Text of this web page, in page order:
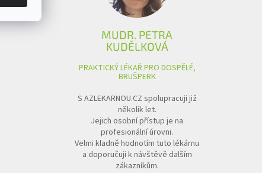
MUDR. PETRA
KUDĚLKOVÁ
PRAKTICKÝ LÉKAŘ PRO DOSPĚLÉ,
BRUŠPERK
S AZLEKARNOU.CZ spolupracuji již
několik let.
Jejich osobní přístup je na
profesionální úrovni.
Velmi kladně hodnotím tuto lékárnu
a doporučuji k návštěvě dalším
zákazníkům.